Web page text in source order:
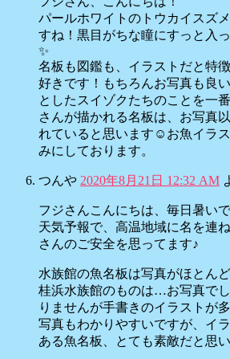
パールホワイトのトウカイスズ
すね！黒目がちな瞳にすっと入
✨
名板も図鑑も、イラストだと特
好きです！もちろんお写真も良
としたスイゾクたちのことを一
さんが描かれる名板は、お写真
れていると思います☺️お魚イラ
みにしております。
つんや 2020年8月21日 12:32 AM
フジさんこんにちは、毎日暑いで
天気予報で、高温地域に名を連
さんのご安全を思ってます♪
水族館の魚名板は写真がほとん
桂浜水族館のものは…お写真で
りませんが手書きのイラストが多
写真もわかりやすいですが、イ
ある魚名板、とても素敵だと思